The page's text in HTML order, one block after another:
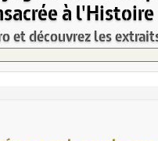
à l'Histoire
et découvrez les